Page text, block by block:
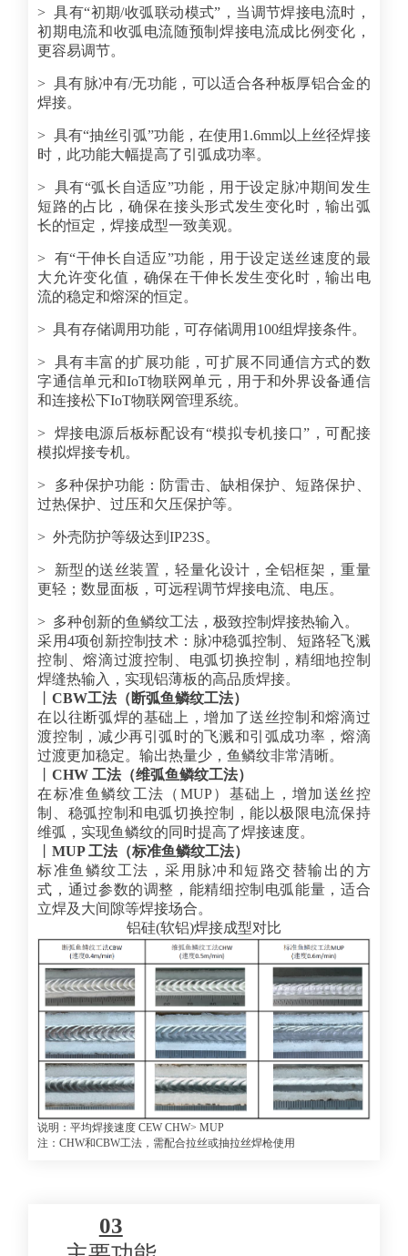
> 具有“初期/收弧联动模式”，当调节焊接电流时，
初期电流和收弧电流随预制焊接电流成比例变化，
更容易调节。
> 具有脉冲有/无功能，可以适合各种板厚铝合金的
焊接。
> 具有“抽丝引弧”功能，在使用1.6mm以上丝径焊接
时，此功能大幅提高了引弧成功率。
> 具有“弧长自适应”功能，用于设定脉冲期间发生
短路的占比，确保在接头形式发生变化时，输出弧
长的恒定，焊接成型一致美观。
> 有“干伸长自适应”功能，用于设定送丝速度的最
大允许变化值，确保在干伸长发生变化时，输出电
流的稳定和熔深的恒定。
> 具有存储调用功能，可存储调用100组焊接条件。
> 具有丰富的扩展功能，可扩展不同通信方式的数
字通信单元和IoT物联网单元，用于和外界设备通信
和连接松下IoT物联网管理系统。
> 焊接电源后板标配设有“模拟专机接口”，可配接
模拟焊接专机。
> 多种保护功能：防雷击、缺相保护、短路保护、
过热保护、过压和欠压保护等。
> 外壳防护等级达到IP23S。
> 新型的送丝装置，轻量化设计，全铝框架，重量
更轻；数显面板，可远程调节焊接电流、电压。
> 多种创新的鱼鳞纹工法，极致控制焊接热输入。
采用4项创新控制技术：脉冲稳弧控制、短路轻飞溅
控制、熔滴过渡控制、电弧切换控制，精细地控制
焊缝热输入，实现铝薄板的高品质焊接。
丨CBW工法（断弧鱼鳞纹工法）
在以往断弧焊的基础上，增加了送丝控制和熔滴过
渡控制，减少再引弧时的飞溅和引弧成功率，熔滴
过渡更加稳定。输出热量少，鱼鳞纹非常清晰。
丨CHW 工法（维弧鱼鳞纹工法）
在标准鱼鳞纹工法（MUP）基础上，增加送丝控
制、稳弧控制和电弧切换控制，能以极限电流保持
维弧，实现鱼鳞纹的同时提高了焊接速度。
丨MUP 工法（标准鱼鳞纹工法）
标准鱼鳞纹工法，采用脉冲和短路交替输出的方
式，通过参数的调整，能精细控制电弧能量，适合
立焊及大间隙等焊接场合。
铝硅(软铝)焊接成型对比
说明：平均焊接速度 CEWCHW> MUP
注：CHW和CBW工法，需配合拉丝或抽拉丝焊枪使用
03